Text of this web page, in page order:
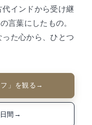
インドから受け継
言葉にしたもの。
た心から、ひとつ
」を観る →
間 →